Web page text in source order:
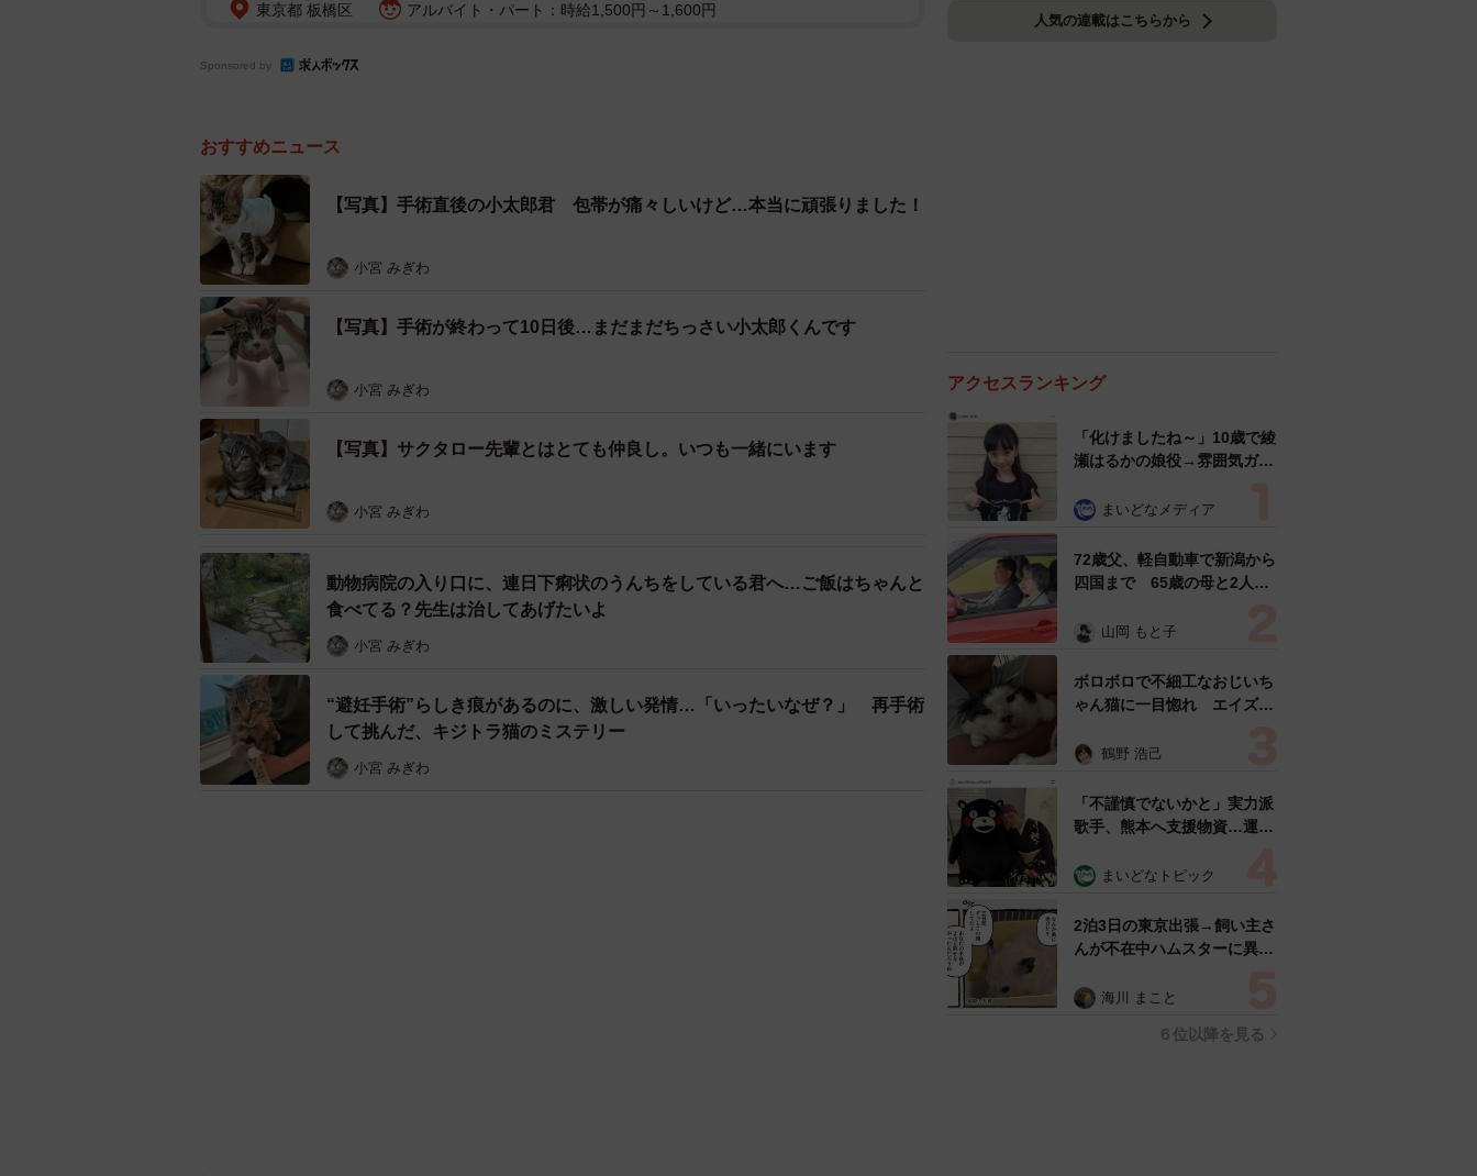
東京都 板橋区 アルバイト・パート：時給1,500円～1,600円
Sponsored by
おすすめニュース
【写真】手術直後の小太郎君 包帯が痛々しいけど…本当に頑張りました！
小宮 みぎわ
【写真】手術が終わって10日後…まだまだちっさい小太郎くんです
小宮 みぎわ
【写真】サクタロー先輩とはとても仲良し。いつも一緒にいます
小宮 みぎわ
動物病院の入り口に、連日下痢状のうんちをしている君へ…ご飯はちゃんと
食べてる？先生は治してあげたいよ
小宮 みぎわ
“避妊手術”らしき痕があるのに、激しい発情…「いったいなぜ？」 再手術
して挑んだ、キジトラ猫のミステリー
小宮 みぎわ
人気の連載はこちらから
アクセスランキング
「化けましたね～」10歳で綾
瀬はるかの娘役→雰囲気ガラ
雰囲気が」「宝塚に入れそ
まいどなメディア
72歳父、軽自動車で新潟から
四国まで 65歳の母と2人で
憩まで分刻み… 「大学生で
山岡 もと子
ボロボロで不細工なおじいち
ゃん猫に一目惚れ エイズだ
暮らすと「おじ猫」だって可
鶴野 浩己
「不謹慎でないかと」実力派
歌手、熊本へ支援物資…運搬
めらい 「痛いほど伝わる」
まいどなトピック
2泊3日の東京出張→飼い主さ
んが不在中ハムスターに異
「急に老けた？」【漫画】
海川 まこと
６位以降を見る